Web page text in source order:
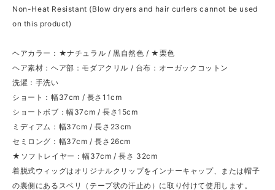
Non-Heat Resistant (Blow dryers and hair curlers cannot be used
on this product)
ヘアカラー：★ナチュラル / 黒自然色 / ★栗色
ヘア素材：ヘア部：モダアクリル / 台布：オーガックコットン
洗濯：手洗い
ショート：幅37cm / 長さ11cm
ショートボブ：幅37cm / 長さ15cm
ミディアム：幅37cm / 長さ23cm
セミロング：幅37cm / 長さ26cm
★ソフトレイヤー：幅37cm / 長さ 32cm
着脱式ウィッグはオリジナルクリップをインナーキャップ、または帽子
の裏側にあるスベリ（テープ状の汗止め）に取り付けて使用します。